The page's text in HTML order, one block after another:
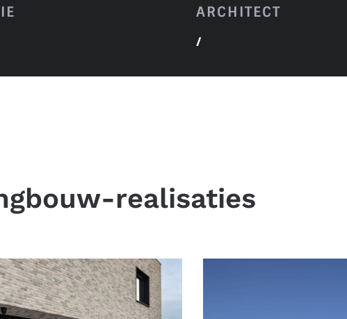
ARCHITECT
/
realisaties